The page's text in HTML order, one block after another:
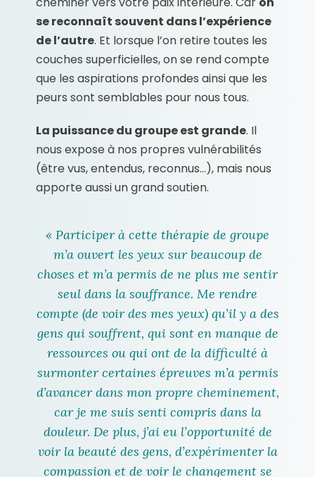
se reconnaît souvent dans l’expérience
de l’autre. Et lorsque l’on retire toutes les
couches superficielles, on se rend compte
que les aspirations profondes ainsi que les
peurs sont semblables pour nous tous.
La puissance du groupe est grande. Il
nous expose à nos propres vulnérabilités
(être vus, entendus, reconnus…), mais nous
apporte aussi un grand soutien.
« Participer à cette thérapie de groupe
m’a ouvert les yeux sur beaucoup de
choses et m’a permis de ne plus me sentir
seul dans la souffrance. Me rendre
compte (de voir des mes yeux) qu’il y a des
gens qui souffrent, qui sont en manque de
ressources ou qui ont de la difficulté à
surmonter certaines épreuves m’a permis
d’avancer dans mon propre cheminement,
car je me suis senti compris dans la
douleur. De plus, j’ai eu l’opportunité de
voir la beauté des gens, d’expérimenter la
compassion et de voir le changement se